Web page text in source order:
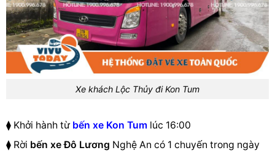
Xe khách Lộc Thủy đi Kon Tum
⧫ Khởi hành từ bến xe Kon Tum lúc 16:00
⧫ Rời bến xe Đô Lương Nghệ An có 1 chuyến trong ngày